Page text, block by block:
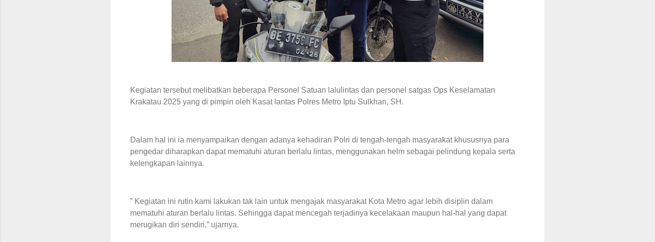
Kegiatan tersebut melibatkan beberapa Personel Satuan lalulintas dan personel satgas Ops Keselamatan
Krakatau 2025 yang di pimpin oleh Kasat lantas Polres Metro Iptu Sulkhan, SH.
Dalam hal ini ia menyampaikan dengan adanya kehadiran Polri di tengah-tengah masyarakat khususnya para
pengedar diharapkan dapat mematuhi aturan berlalu lintas, menggunakan helm sebagai pelindung kepala serta
kelengkapan lainnya.
” Kegiatan ini rutin kami lakukan tak lain untuk mengajak masyarakat Kota Metro agar lebih disiplin dalam
mematuhi aturan berlalu lintas. Sehingga dapat mencegah terjadinya kecelakaan maupun hal-hal yang dapat
merugikan diri sendiri,” ujarnya.